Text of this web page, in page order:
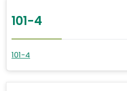
101-4
101-4